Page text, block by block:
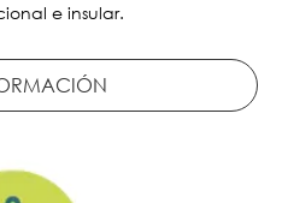
e insular.